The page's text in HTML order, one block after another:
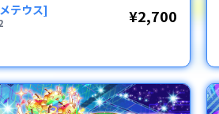
テウス] ¥2,700